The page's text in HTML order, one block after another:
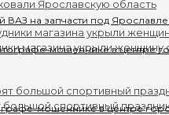
Ярославскую область
магазина укрыли
большой спортивный
на запчасти под
мошеннике в центре